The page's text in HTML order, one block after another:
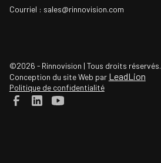
Courriel : sales@rinnovision.com
©2026 - Rinnovision | Tous droits réservés.
Conception du site Web par LeadLion
Politique de confidentialité